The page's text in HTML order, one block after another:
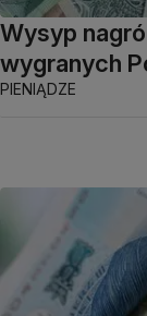
Wysyp
wygranych
PIENIĄDZE